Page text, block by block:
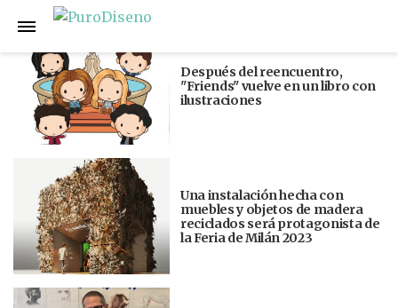
Anterior
Después del reencuentro,
"Friends" vuelve en un libro con
ilustraciones
Una instalación hecha con
muebles y objetos de madera
reciclados será protagonista de
la Feria de Milán 2023
Siguiente